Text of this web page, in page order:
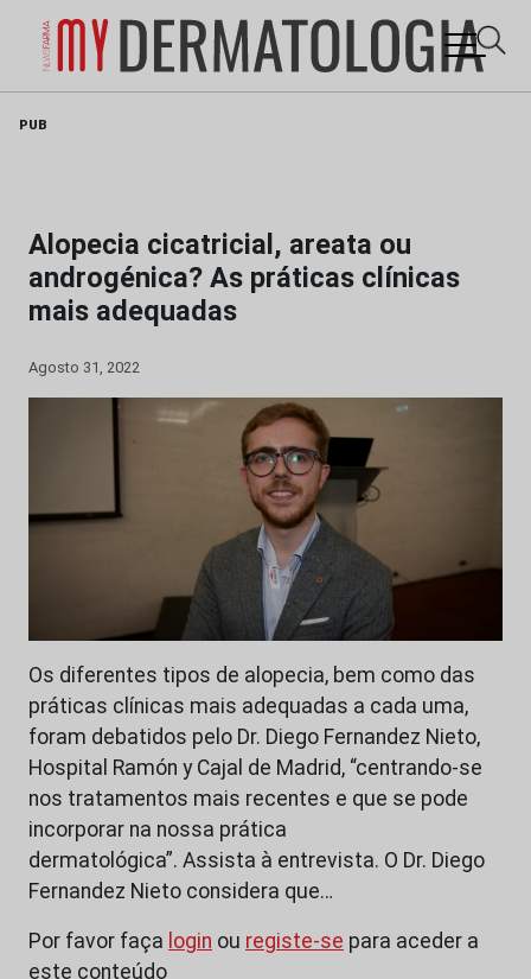
PUB
Alopecia cicatricial, areata ou
androgénica? As práticas clínicas
mais adequadas
Agosto 31, 2022
Os diferentes tipos de alopecia, bem como das
práticas clínicas mais adequadas a cada uma,
foram debatidos pelo Dr. Diego Fernandez Nieto,
Hospital Ramón y Cajal de Madrid, “centrando-se
nos tratamentos mais recentes e que se pode
incorporar na nossa prática
dermatológica”. Assista à entrevista. O Dr. Diego
Fernandez Nieto considera que…
Por favor faça login ou registe-se para aceder a
este conteúdo